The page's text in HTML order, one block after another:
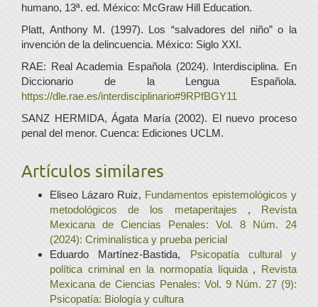
humano, 13ª. ed. México: McGraw Hill Education.
Platt, Anthony M. (1997). Los “salvadores del niño” o la
invención de la delincuencia. México: Siglo XXI.
RAE: Real Academia Española (2024). Interdisciplina. En
Diccionario de la Lengua Española.
https://dle.rae.es/interdisciplinario#9RPfBGY11
SANZ HERMIDA, Ágata María (2002). El nuevo proceso
penal del menor. Cuenca: Ediciones UCLM.
Artículos similares
Eliseo Lázaro Ruiz, Fundamentos epistemológicos y
metodológicos de los metaperitajes ,
Revista
Mexicana de Ciencias Penales: Vol. 8 Núm. 24
(2024): Criminalística y prueba pericial
Eduardo Martínez-Bastida,
Psicopatía cultural y
política criminal en la normopatía líquida ,
Revista
Mexicana de Ciencias Penales: Vol. 9 Núm. 27 (9):
Psicopatía: Biología y cultura